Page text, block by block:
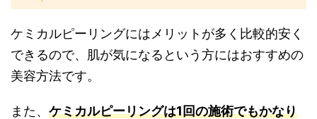
ケミカルピーリングにはメリットが多く比較的安く
できるので、肌が気になるという方にはおすすめの
美容方法です。
また、 ケミカルピーリングは1回の施術でもかなり